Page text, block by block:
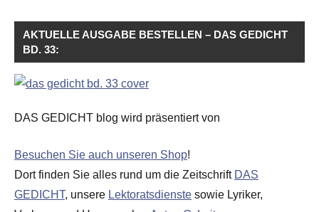
AKTUELLE AUSGABE BESTELLEN – DAS GEDICHT
BD. 33:
DAS GEDICHT blog wird präsentiert von
Besuchen Sie auch unseren Shop!
Dort finden Sie alles rund um die Zeitschrift DAS
GEDICHT, unsere Lektoratsdienste sowie Lyriker,